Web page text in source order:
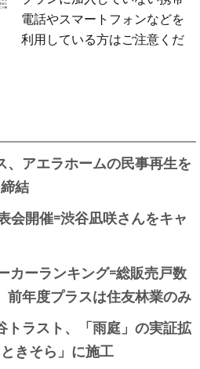
電話やスマートフォンなどを
利用している方はご注意くだ
、アエラホームの民事再生を
結
会開催=渋谷凪咲さんをキャ
カーランキング=総販売戸数
前年度プラスは住友林業のみ
トラスト、「雨庭」の実証拡
きそら」に施工